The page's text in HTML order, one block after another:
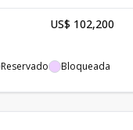
US$ 102,200
Reservado Bloqueada